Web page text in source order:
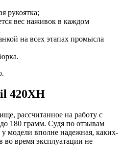
рукоятка;
вес наживок в каждом
на всех этапах промысла
420XH
рассчитанное на работу с
180 грамм. Судя по отзывам
у модели вполне надежная, каких-
время эксплуатации не